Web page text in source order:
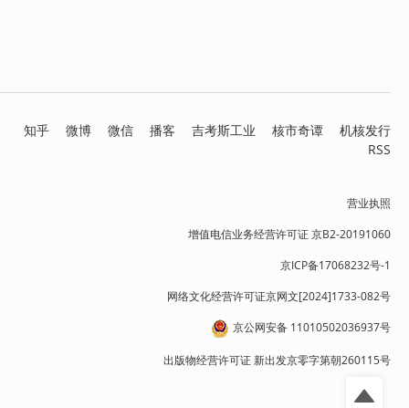
知乎 微博 微信 播客 吉考斯工业 核市奇谭
机核发行
RSS
营业执照
增值电信业务经营许可证 京B2-20191060
京ICP备17068232号-1
网络文化经营许可证京网文[2024]1733-082号
京公网安备 11010502036937号
出版物经营许可证 新出发京零字第朝260115号